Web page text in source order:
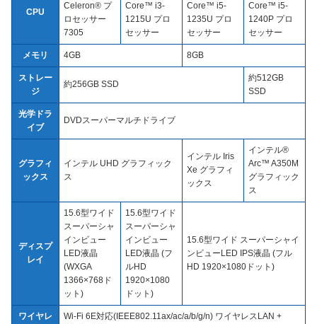
CPU
Celeron® プ
ロセッサー
7305
Core™ i3-
1215U プロ
セッサー
Core™ i5-
1235U プロ
セッサー
Core™ i5-
1240P プロ
セッサー
メモリ 4GB 8GB
ストレー
ジ
約256GB SSD
約512GB
SSD
光学ドラ
イブ
DVDスーパーマルチドライブ
グラフィ
ックス
インテル UHD グラフィック
ス
インテル Iris
Xe グラフィ
ックス
インテル®
Arc™ A350M
グラフィック
ス
ディスプ
レイ
15.6型ワイド
スーパーシャ
インビュー
LED液晶
(WXGA
1366×768ド
ット)
15.6型ワイド
スーパーシャ
インビュー
LED液晶 (フ
ルHD
1920×1080
ドット)
15.6型ワイド スーパーシャイ
ンビューLED IPS液晶 (フル
HD 1920×1080ドット)
ワイヤレ
Wi-Fi 6E対応(IEEE802.11ax/ac/a/b/g/n) ワイヤレスLAN +